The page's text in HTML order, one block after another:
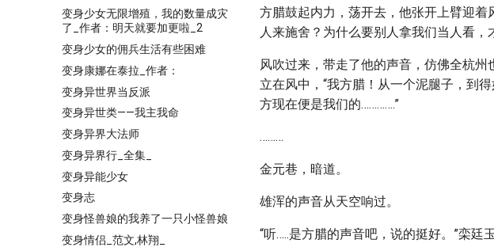
变身少女无限增殖，我的数量成灾
了_作者：明天就要加更啦_2
变身少女的佣兵生活有些困难
变身康娜在泰拉_作者：
变身异世界当反派
变身异世类——我主我命
变身异界大法师
变身异界行_全集_
变身异能少女
变身志
变身怪兽娘的我养了一只小怪兽娘
变身情侣_范文,林翔_
方腊鼓起内力，荡开去，他张开上臂迎着
人来施舍？为什么要别人拿我们当人看
风吹过来，带走了他的声音，仿佛全杭
立在风中，“我方腊！从一个泥腿子，到
方现在便是我们的………….”
………
金元巷，暗道。
雄浑的声音从天空响过。
“听…..是方腊的声音吧，说的挺好。”栾廷